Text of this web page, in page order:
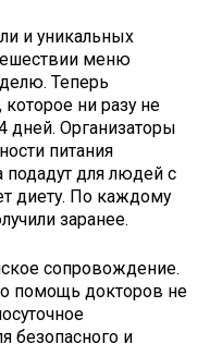
и уникальных
меню
Теперь
ни разу не
дней. Организаторы
питания
подадут для людей с
диету. По каждому
заранее.
сопровождение.
помощь докторов не
безопасного и